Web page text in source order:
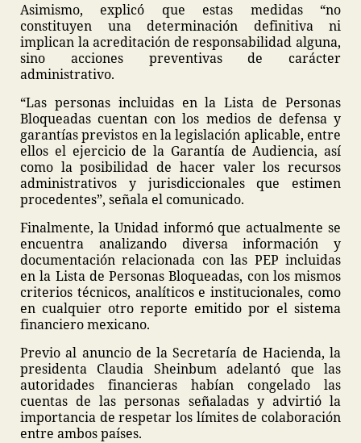
Asimismo, explicó que estas medidas “no
constituyen una determinación definitiva ni
implican la acreditación de responsabilidad alguna,
sino acciones preventivas de carácter
administrativo.
“Las personas incluidas en la Lista de Personas
Bloqueadas cuentan con los medios de defensa y
garantías previstos en la legislación aplicable, entre
ellos el ejercicio de la Garantía de Audiencia, así
como la posibilidad de hacer valer los recursos
administrativos y jurisdiccionales que estimen
procedentes”, señala el comunicado.
Finalmente, la Unidad informó que actualmente se
encuentra analizando diversa información y
documentación relacionada con las PEP incluidas
en la Lista de Personas Bloqueadas, con los mismos
criterios técnicos, analíticos e institucionales, como
en cualquier otro reporte emitido por el sistema
financiero mexicano.
Previo al anuncio de la Secretaría de Hacienda, la
presidenta Claudia Sheinbum adelantó que las
autoridades financieras habían congelado las
cuentas de las personas señaladas y advirtió la
importancia de respetar los límites de colaboración
entre ambos países.